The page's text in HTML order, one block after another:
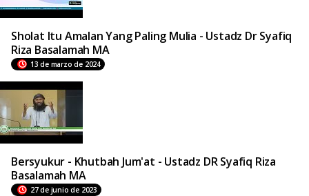
Sholat Itu Amalan Yang Paling Mulia - Ustadz Dr Syafiq
Riza Basalamah MA
13 de marzo de 2024
Bersyukur - Khutbah Jum'at - Ustadz DR Syafiq Riza
Basalamah MA
27 de junio de 2023